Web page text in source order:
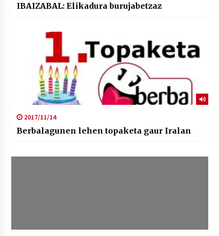
IBAIZABAL: Elikadura burujabetzaz
2017/11/14
Berbalagunen lehen topaketa gaur Iralan